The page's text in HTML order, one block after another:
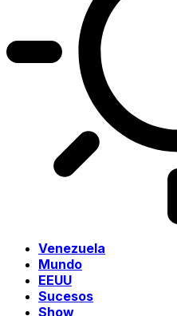
Venezuela
Mundo
EEUU
Sucesos
Show